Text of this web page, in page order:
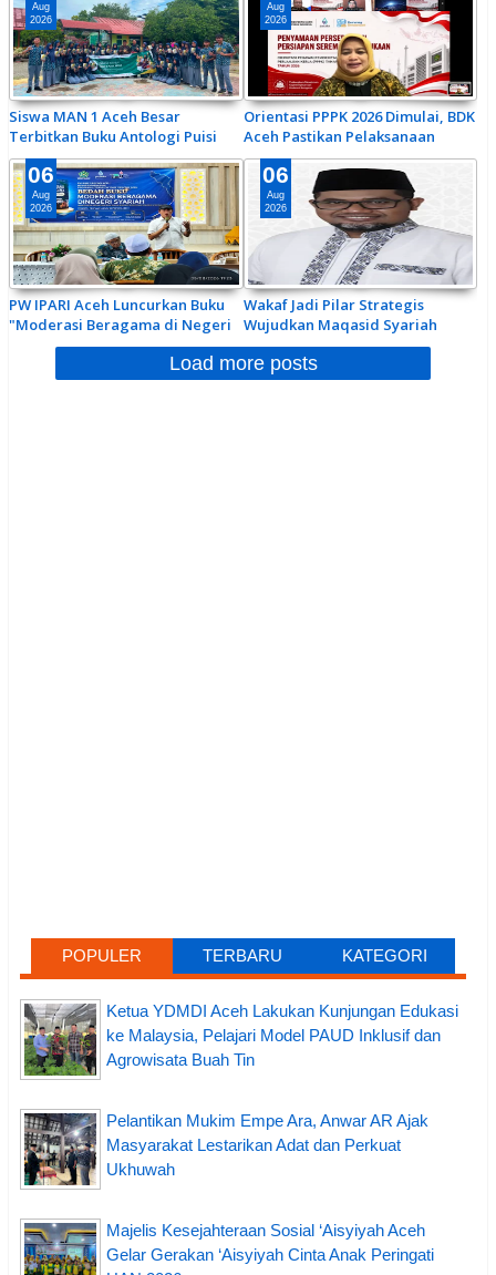
Siswa MAN 1 Aceh Besar
Terbitkan Buku Antologi Puisi
Jejak di Tanah Rencong
Aug
2026
Orientasi PPPK 2026 Dimulai, BDK
Aceh Pastikan Pelaksanaan
Akurat dan Berintegritas
Aug
2026
PW IPARI Aceh Luncurkan Buku
"Moderasi Beragama di Negeri
Syariah" dan Anugerahkan
Penghargaan Penyuluh 2026
06
Aug
2026
Wakaf Jadi Pilar Strategis
Wujudkan Maqasid Syariah
06
Aug
2026
Load more posts
POPULER TERBARU KATEGORI
Ketua YDMDI Aceh Lakukan Kunjungan Edukasi
ke Malaysia, Pelajari Model PAUD Inklusif dan
Agrowisata Buah Tin
Pelantikan Mukim Empe Ara, Anwar AR Ajak
Masyarakat Lestarikan Adat dan Perkuat
Ukhuwah
Majelis Kesejahteraan Sosial ‘Aisyiyah Aceh
Gelar Gerakan ‘Aisyiyah Cinta Anak Peringati